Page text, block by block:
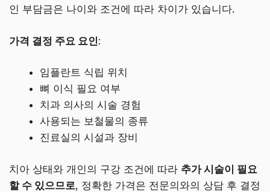
인 부담금은 나이와 조건에 따라 차이가 있습니다.
가격 결정 주요 요인:
임플란트 식립 위치
뼈 이식 필요 여부
치과 의사의 시술 경험
사용되는 보철물의 종류
진료실의 시설과 장비
치아 상태와 개인의 구강 조건에 따라 추가 시술이 필요
할 수 있으므로, 정확한 가격은 전문의와의 상담 후 결정